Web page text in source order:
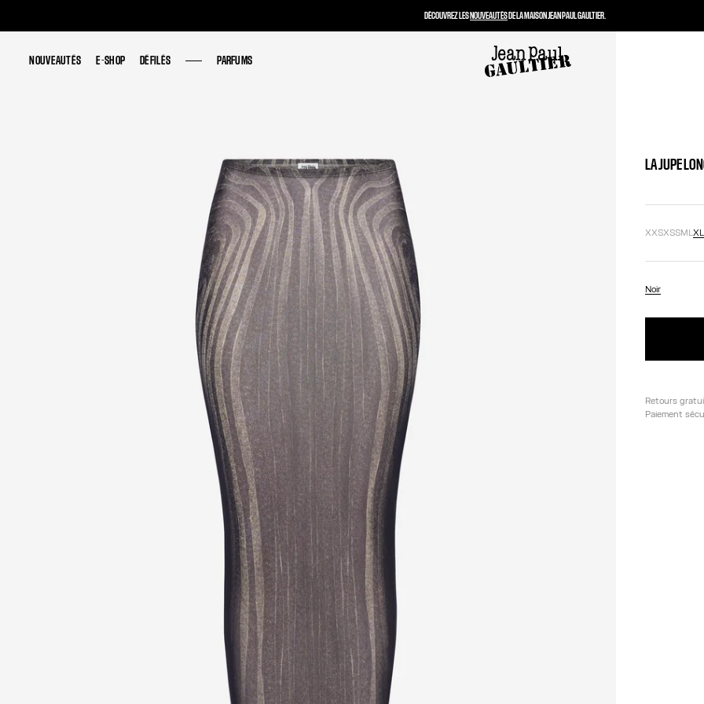
NOUVEAUTÉS E-SHOP DÉFILÉS PARFUMS
NOUVEAUTÉS E-SHOP DÉFILÉS PARFUMS
LA JUPE
XXSXSSMLXL
Noir
Retours
Paiement
DÉCOUVREZ LESNOUVEAUTÉSDE LA MAISON JEAN PAUL GAULTIER.